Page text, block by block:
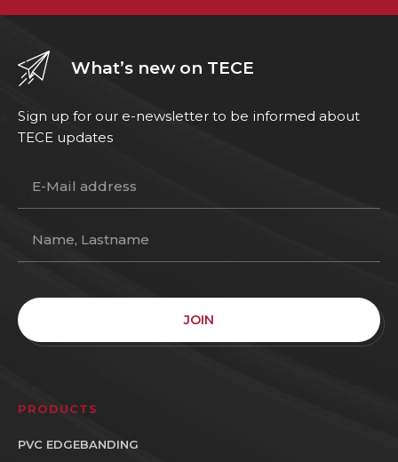
What’s new on TECE
Sign up for our e-newsletter to be informed about
TECE updates
JOIN
PRODUCTS
PVC EDGEBANDING